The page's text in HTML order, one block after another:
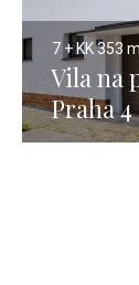
7 + KK353
Vila na
Praha